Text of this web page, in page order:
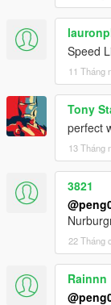
Speed
11 Tháng
Tony
perfect
13 Tháng
3821
22 Tháng
Rainnn